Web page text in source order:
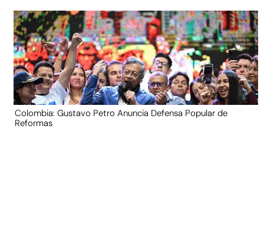
Colombia: Gustavo Petro Anuncia Defensa Popular de
Reformas